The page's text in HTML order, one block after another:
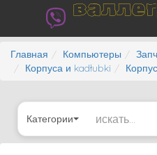
Главная Компьютеры
Корпуса и kadłubki
Корпус
Категории